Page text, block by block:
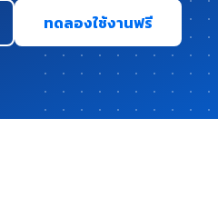
ทดลองใช้งานฟรี